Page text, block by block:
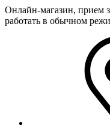
Онлайн-магазин, прием
работать в обычном